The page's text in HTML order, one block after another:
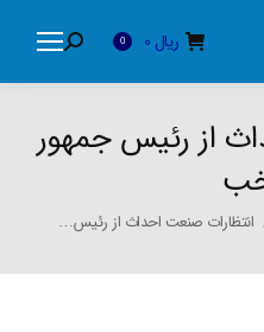
ریال 0
Search:
از رئیس جمهور
انتظارات صنعت احداث از رئیس…